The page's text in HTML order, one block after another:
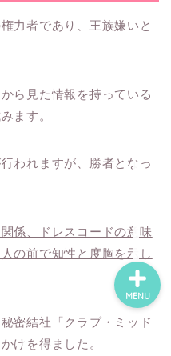
力者であり、王族嫌いと
ら見た情報を持っている
ます。
われますが、勝者となっ
係、ドレスコードの意味
の前で知性と度胸を示し
密結社「クラブ・ミッド
けを得ました。
MENU
タバレ・感想